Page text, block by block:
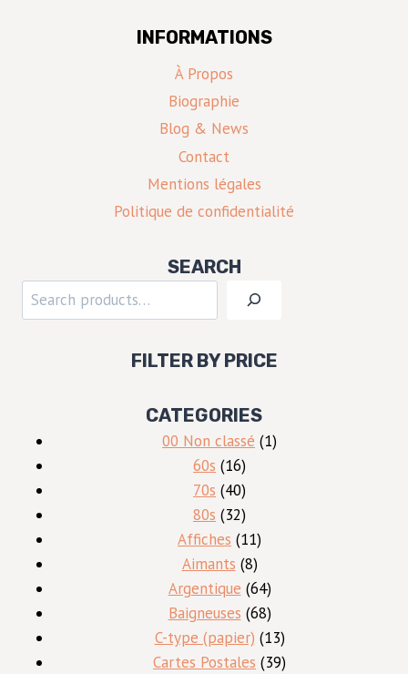
INFORMATIONS
À Propos
Biographie
Blog & News
Contact
Mentions légales
Politique de confidentialité
SEARCH
Rechercher
FILTER BY PRICE
CATEGORIES
00 Non classé 11
60s 1616
produits
70s 4040
produits
80s 3232
produits
Affiches 1111
produits
Aimants 88
produits
Argentique 6464
produits
Baigneuses 6868
produits
C-type (papier) 1313
produits
Cartes Postales 3939